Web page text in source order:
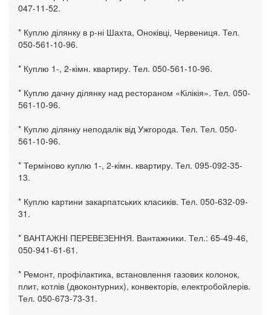
047-11-52.
* Куплю ділянку в р-ні Шахта, Оноківці, Червениця. Тел.
050-561-10-96.
* Куплю 1-, 2-кімн. квартиру. Тел. 050-561-10-96.
* Куплю дачну ділянку над рестораном «Кілікія». Тел. 050-
561-10-96.
* Куплю ділянку неподалік від Ужгорода. Тел. Тел. 050-
561-10-96.
* Терміново куплю 1-, 2-кімн. квартиру. Тел. 095-092-35-
13.
* Куплю картини закарпатських класиків. Тел. 050-632-09-
31.
* ВАНТАЖНІ ПЕРЕВЕЗЕННЯ. Вантажники. Тел.: 65-49-46,
050-941-61-61.
* Ремонт, профілактика, встановлення газових колонок,
плит, котлів (двоконтурних), конвекторів, електробойлерів.
Тел. 050-673-73-31.